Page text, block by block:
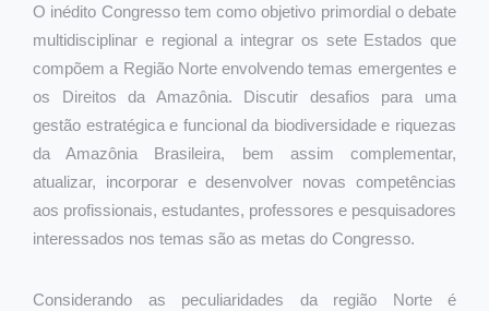
O inédito Congresso tem como objetivo primordial o debate
multidisciplinar e regional a integrar os sete Estados que
compõem a Região Norte envolvendo temas emergentes e
os Direitos da Amazônia. Discutir desafios para uma
gestão estratégica e funcional da biodiversidade e riquezas
da Amazônia Brasileira, bem assim complementar,
atualizar, incorporar e desenvolver novas competências
aos profissionais, estudantes, professores e pesquisadores
interessados nos temas são as metas do Congresso.
Considerando as peculiaridades da região Norte é